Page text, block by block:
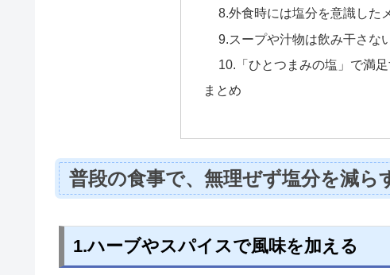
8.外食時には塩分を意識した
9.スープや汁物は飲み干さな
10.「ひとつまみの塩」で満
まとめ
普段の食事で、無理ぜず塩分を減ら
1.ハーブやスパイスで風味を加える